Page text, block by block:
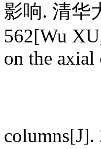
影响. 清华
562[Wu
on the axial